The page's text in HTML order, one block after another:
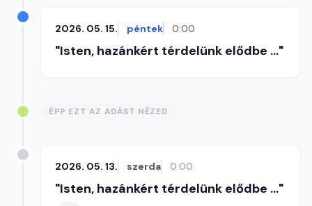
2026. 05. 15. péntek 0:00
"Isten, hazánkért térdelünk elődbe ..."
ÉPP EZT AZ ADÁST NÉZED
2026. 05. 13. szerda 0:00
"Isten, hazánkért térdelünk elődbe ..."